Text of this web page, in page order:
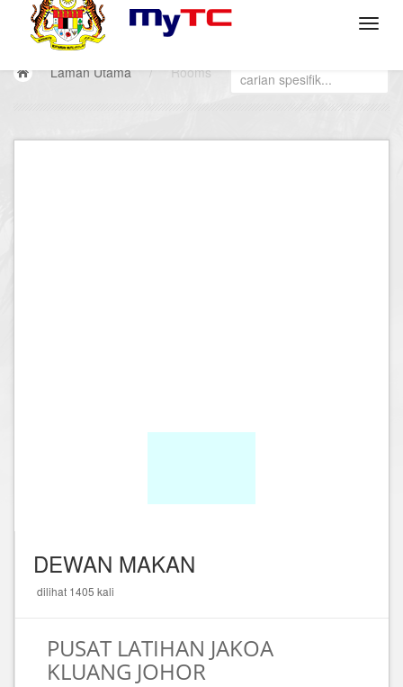
Laman Utama / Rooms
DEWAN MAKAN
dilihat 1405 kali
PUSAT LATIHAN JAKOA
KLUANG JOHOR